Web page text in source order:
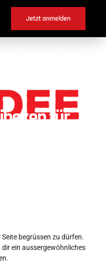
Jetzt anmelden
für
?
begrüssen zu dürfen.
dir ein aussergewöhnliches